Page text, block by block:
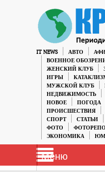
IT NEWS АВТО
ВОЕННОЕ
ЖЕНСКИЙ КЛУБ
ИГРЫ
МУЖСКОЙ КЛУБ
НЕДВИЖИМОСТЬ
НОВОЕ
ПОГОДА
ПРОИСШЕСТВИЯ
СПОРТ
СТАТЬИ
ФОТО
ЭКОНОМИКА
Меню